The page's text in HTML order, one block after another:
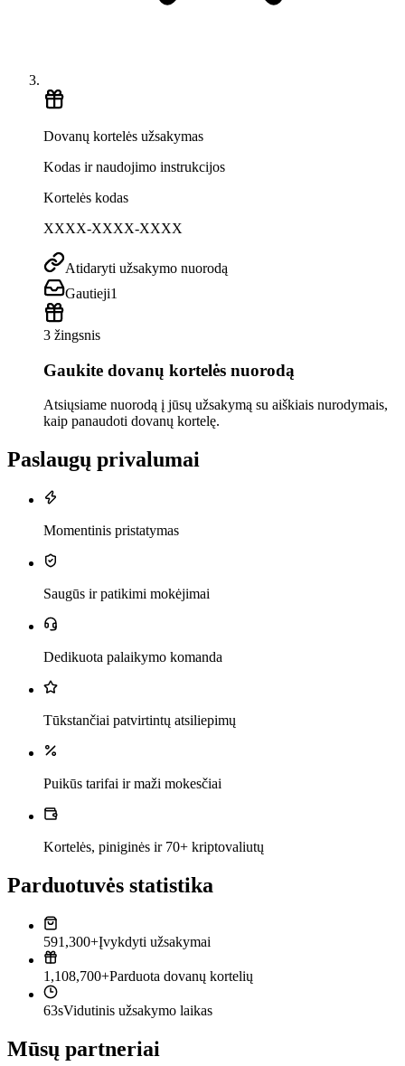
Dovanų kortelės užsakymas
Kodas ir naudojimo instrukcijos
Kortelės kodas
XXXX-XXXX-XXXX
Atidaryti užsakymo nuorodą
Gautieji1
3 žingsnis
Gaukite dovanų kortelės nuorodą
Atsiųsiame nuorodą į jūsų užsakymą su aiškiais nurodymais,
kaip panaudoti dovanų kortelę.
Paslaugų privalumai
Momentinis pristatymas
Saugūs ir patikimi mokėjimai
Dedikuota palaikymo komanda
Tūkstančiai patvirtintų atsiliepimų
Puikūs tarifai ir maži mokesčiai
Kortelės, piniginės ir 70+ kriptovaliutų
Parduotuvės statistika
591,300+Įvykdyti užsakymai
1,108,700+Parduota dovanų kortelių
63sVidutinis užsakymo laikas
Mūsų partneriai